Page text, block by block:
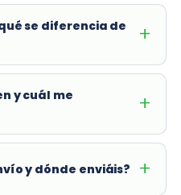
se diferencia de
y cuál me
y dónde enviáis?